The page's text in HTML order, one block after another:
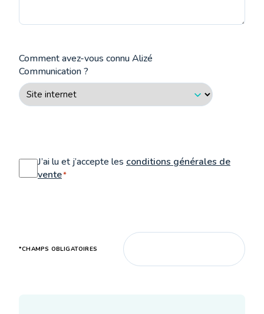
Comment avez-vous connu Alizé
Communication ?
J’ai lu et j’accepte les conditions générales de
vente*